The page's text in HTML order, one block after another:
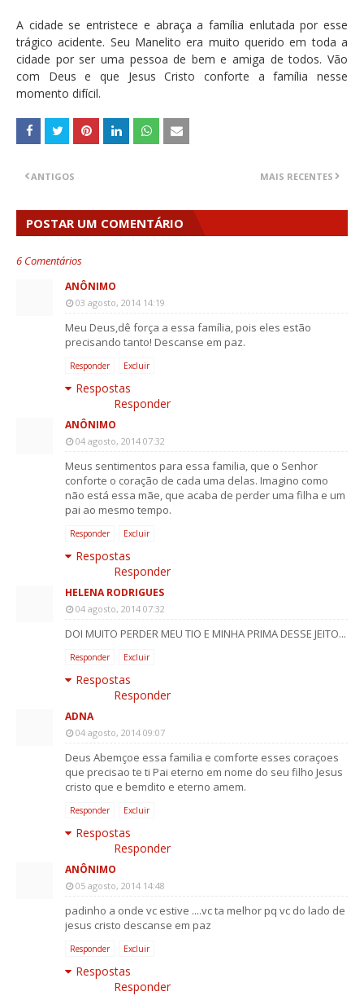
A cidade se entristece e abraça a família enlutada por esse
trágico acidente. Seu Manelito era muito querido em toda a
cidade por ser uma pessoa de bem e amiga de todos. Vão
com Deus e que Jesus Cristo conforte a família nesse
momento difícil.
MAIS RECENTES
ANTIGOS
POSTAR UM COMENTÁRIO
6 Comentários
ANÔNIMO
03 agosto, 2014 14:19
Meu Deus,dê força a essa família, pois eles estão
precisando tanto! Descanse em paz.
Responder Excluir
Respostas
Responder
ANÔNIMO
04 agosto, 2014 07:32
Meus sentimentos para essa familia, que o Senhor
conforte o coração de cada uma delas. Imagino como
não está essa mãe, que acaba de perder uma filha e um
pai ao mesmo tempo.
Responder Excluir
Respostas
Responder
HELENA RODRIGUES
04 agosto, 2014 07:32
DOI MUITO PERDER MEU TIO E MINHA PRIMA DESSE JEITO...
Responder Excluir
Respostas
Responder
ADNA
04 agosto, 2014 09:07
Deus Abemçoe essa familia e comforte esses coraçoes
que precisao te ti Pai eterno em nome do seu filho Jesus
cristo que e bemdito e eterno amem.
Responder Excluir
Respostas
Responder
ANÔNIMO
05 agosto, 2014 14:48
padinho a onde vc estive ....vc ta melhor pq vc do lado de
jesus cristo descanse em paz
Responder Excluir
Respostas
Responder